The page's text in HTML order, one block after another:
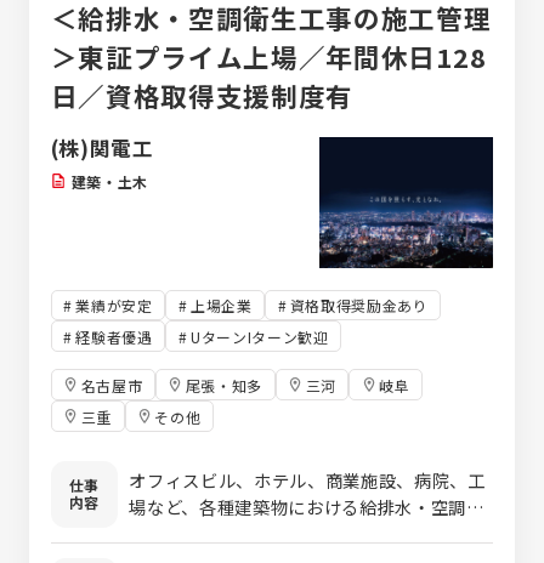
＜給排水・空調衛生工事の施工管理
＞東証プライム上場／年間休日128
日／資格取得支援制度有
(株)関電工
建築・土木
業績が安定 上場企業
資格取得奨励金あり
経験者優遇
UターンIターン歓迎
名古屋市 尾張・知多 三河
岐阜
三重
その他
仕事
内容
オフィスビル、ホテル、商業施設、病院、工
場など、各種建築物における給排水・空調設